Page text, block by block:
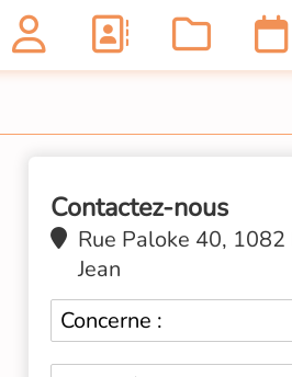
Contactez-nous
Rue Paloke 40,
Jean